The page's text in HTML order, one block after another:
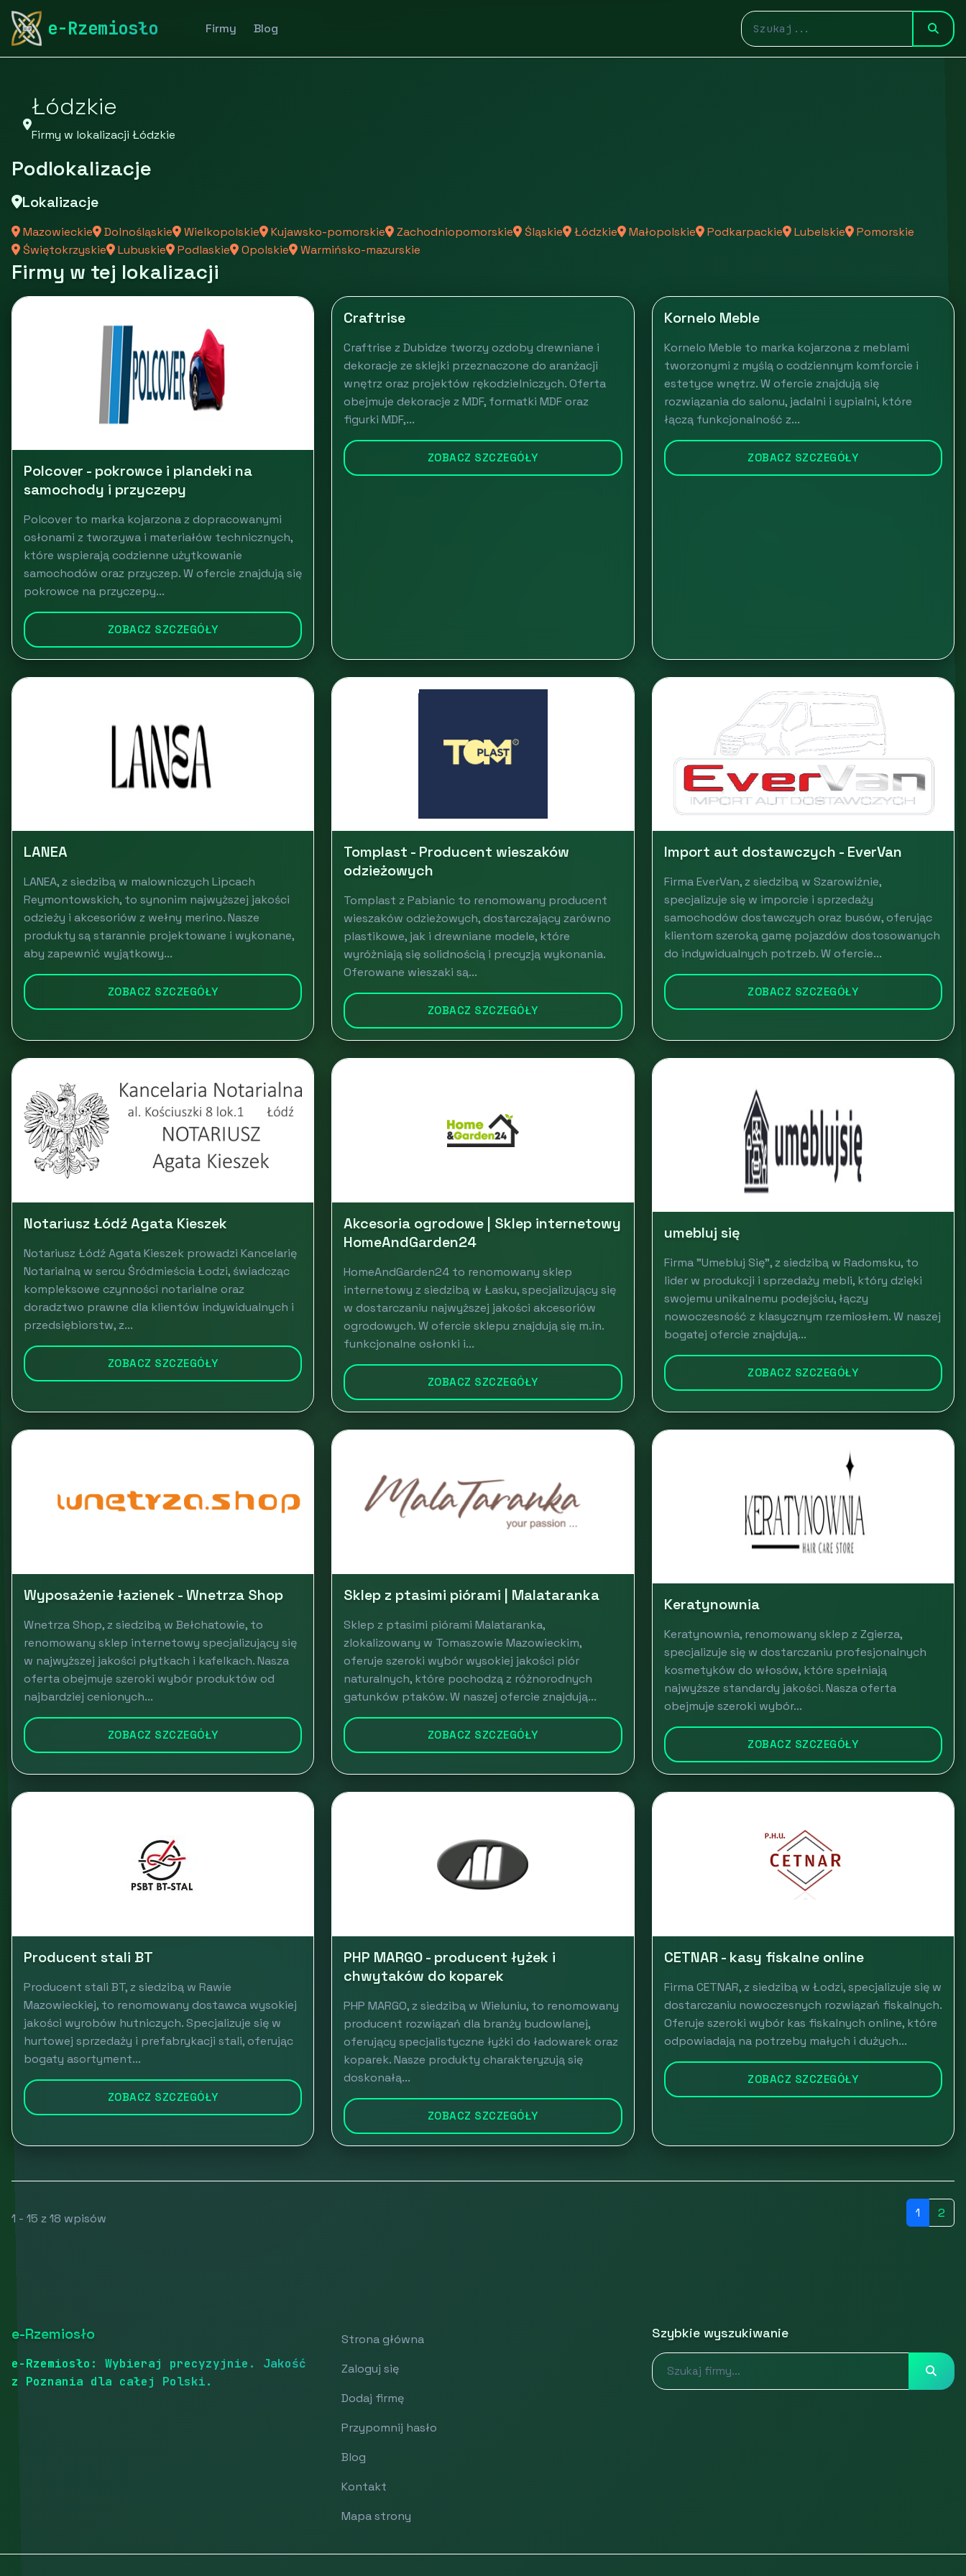
e-Rzemiosło Firmy Blog
rymarstwo-poznan.pl
Łódzkie
Firmy w lokalizacji Łódzkie
Podlokalizacje
Lokalizacje
Mazowieckie Dolnośląskie Wielkopolskie Kujawsko-pomorskie Zachodniopomorskie Śląskie Łódzkie Małopolskie Podkarpackie Lubelskie
Pomorskie
Świętokrzyskie
Lubuskie Podlaskie Opolskie Warmińsko-mazurskie
Firmy w tej lokalizacji
Polcover - pokrowce i plandeki na
samochody i przyczepy
Polcover to marka kojarzona z dopracowanymi
osłonami z tworzywa i materiałów technicznych,
które wspierają codzienne użytkowanie
samochodów oraz przyczep. W ofercie znajdują się
pokrowce na przyczepy...
ZOBACZ SZCZEGÓŁY
Craftrise
Craftrise z Dubidze tworzy ozdoby drewniane i
dekoracje ze sklejki przeznaczone do aranżacji
wnętrz oraz projektów rękodzielniczych. Oferta
obejmuje dekoracje z MDF, formatki MDF oraz
figurki MDF,...
ZOBACZ SZCZEGÓŁY
Kornelo Meble
Kornelo Meble to marka kojarzona z meblami
tworzonymi z myślą o codziennym komforcie i
estetyce wnętrz. W ofercie znajdują się
rozwiązania do salonu, jadalni i sypialni, które
łączą funkcjonalność z...
ZOBACZ SZCZEGÓŁY
LANEA
LANEA, z siedzibą w malowniczych Lipcach
Reymontowskich, to synonim najwyższej jakości
odzieży i akcesoriów z wełny merino. Nasze
produkty są starannie projektowane i wykonane,
aby zapewnić wyjątkowy...
ZOBACZ SZCZEGÓŁY
Tomplast - Producent wieszaków
odzieżowych
Tomplast z Pabianic to renomowany producent
wieszaków odzieżowych, dostarczający zarówno
plastikowe, jak i drewniane modele, które
wyróżniają się solidnością i precyzją wykonania.
Oferowane wieszaki są...
ZOBACZ SZCZEGÓŁY
Import aut dostawczych - EverVan
Firma EverVan, z siedzibą w Szarowiźnie,
specjalizuje się w imporcie i sprzedaży
samochodów dostawczych oraz busów, oferując
klientom szeroką gamę pojazdów dostosowanych
do indywidualnych potrzeb. W ofercie...
ZOBACZ SZCZEGÓŁY
Notariusz Łódź Agata Kieszek
Notariusz Łódź Agata Kieszek prowadzi Kancelarię
Notarialną w sercu Śródmieścia Łodzi, świadcząc
kompleksowe czynności notarialne oraz
doradztwo prawne dla klientów indywidualnych i
przedsiębiorstw, z...
ZOBACZ SZCZEGÓŁY
Akcesoria ogrodowe | Sklep internetowy
HomeAndGarden24
HomeAndGarden24 to renomowany sklep
internetowy z siedzibą w Łasku, specjalizujący się
w dostarczaniu najwyższej jakości akcesoriów
ogrodowych. W ofercie sklepu znajdują się m.in.
funkcjonalne osłonki i...
ZOBACZ SZCZEGÓŁY
umebluj się
Firma "Umebluj Się", z siedzibą w Radomsku, to
lider w produkcji i sprzedaży mebli, który dzięki
swojemu unikalnemu podejściu, łączy
nowoczesność z klasycznym rzemiosłem. W naszej
bogatej ofercie znajdują...
ZOBACZ SZCZEGÓŁY
Wyposażenie łazienek - Wnetrza Shop
Wnetrza Shop, z siedzibą w Bełchatowie, to
renomowany sklep internetowy specjalizujący się
w najwyższej jakości płytkach i kafelkach. Nasza
oferta obejmuje szeroki wybór produktów od
najbardziej cenionych...
ZOBACZ SZCZEGÓŁY
Sklep z ptasimi piórami | Malataranka
Sklep z ptasimi piórami Malataranka,
zlokalizowany w Tomaszowie Mazowieckim,
oferuje szeroki wybór wysokiej jakości piór
naturalnych, które pochodzą z różnorodnych
gatunków ptaków. W naszej ofercie znajdują...
ZOBACZ SZCZEGÓŁY
Keratynownia
Keratynownia, renomowany sklep z Zgierza,
specjalizuje się w dostarczaniu profesjonalnych
kosmetyków do włosów, które spełniają
najwyższe standardy jakości. Nasza oferta
obejmuje szeroki wybór...
ZOBACZ SZCZEGÓŁY
Producent stali BT
Producent stali BT, z siedzibą w Rawie
Mazowieckiej, to renomowany dostawca wysokiej
jakości wyrobów hutniczych. Specjalizuje się w
hurtowej sprzedaży i prefabrykacji stali, oferując
bogaty asortyment...
ZOBACZ SZCZEGÓŁY
PHP MARGO - producent łyżek i
chwytaków do koparek
PHP MARGO, z siedzibą w Wieluniu, to renomowany
producent rozwiązań dla branży budowlanej,
oferujący specjalistyczne łyżki do ładowarek oraz
koparek. Nasze produkty charakteryzują się
doskonałą...
ZOBACZ SZCZEGÓŁY
CETNAR - kasy fiskalne online
Firma CETNAR, z siedzibą w Łodzi, specjalizuje się w
dostarczaniu nowoczesnych rozwiązań fiskalnych.
Oferuje szeroki wybór kas fiskalnych online, które
odpowiadają na potrzeby małych i dużych...
ZOBACZ SZCZEGÓŁY
1 - 15 z 18 wpisów 1 2
e-Rzemiosło
e-Rzemiosło: Wybieraj precyzyjnie. Jakość
z Poznania dla całej Polski.
Strona główna
Zaloguj się
Dodaj firmę
Przypomnij hasło
Blog
Kontakt
Mapa strony
Szybkie wyszukiwanie